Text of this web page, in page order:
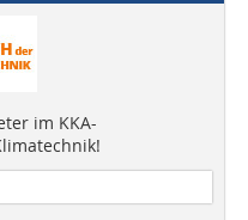
im KKA-